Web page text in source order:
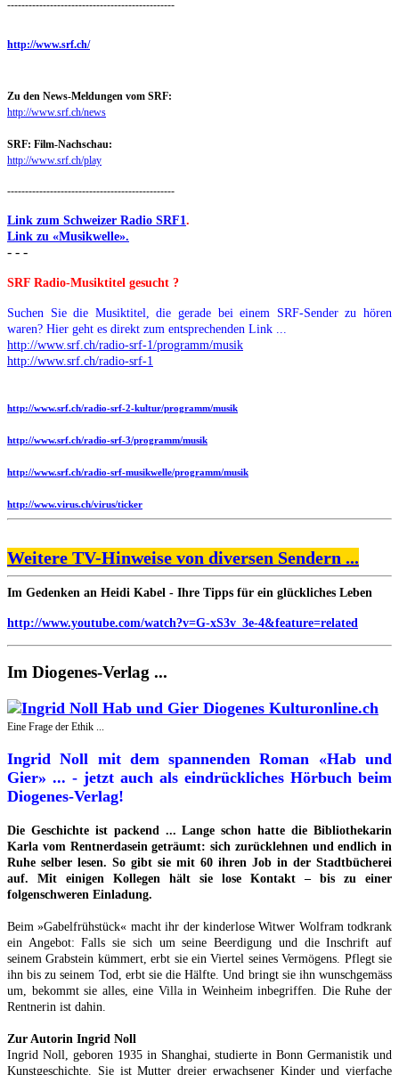
-----------------------------------------------
http://www.srf.ch/
Zu den News-Meldungen vom SRF:
http://www.srf.ch/news
SRF: Film-Nachschau:
http://www.srf.ch/play
-----------------------------------------------
Link zum Schweizer Radio SRF1.
Link zu «Musikwelle».
- - -
SRF Radio-Musiktitel gesucht ?
Suchen Sie die Musiktitel, die gerade bei einem SRF-Sender zu hören
waren? Hier geht es direkt zum entsprechenden Link ...
http://www.srf.ch/radio-srf-1/programm/musik
http://www.srf.ch/radio-srf-1
http://www.srf.ch/radio-srf-2-kultur/programm/musik
http://www.srf.ch/radio-srf-3/programm/musik
http://www.srf.ch/radio-srf-musikwelle/programm/musik
http://www.virus.ch/virus/ticker
Weitere TV-Hinweise von diversen Sendern ...
Im Gedenken an Heidi Kabel - Ihre Tipps für ein glückliches Leben
http://www.youtube.com/watch?v=G-xS3v_3e-4&feature=related
Im Diogenes-Verlag ...
Eine Frage der Ethik ...
Ingrid Noll mit dem spannenden Roman «Hab und
Gier» ... - jetzt auch als eindrückliches Hörbuch beim
Diogenes-Verlag!
Die Geschichte ist packend ... Lange schon hatte die Bibliothekarin
Karla vom Rentnerdasein geträumt: sich zurücklehnen und endlich in
Ruhe selber lesen. So gibt sie mit 60 ihren Job in der Stadtbücherei
auf. Mit einigen Kollegen hält sie lose Kontakt – bis zu einer
folgenschweren Einladung.
Beim »Gabelfrühstück« macht ihr der kinderlose Witwer Wolfram todkrank
ein Angebot: Falls sie sich um seine Beerdigung und die Inschrift auf
seinem Grabstein kümmert, erbt sie ein Viertel seines Vermögens. Pflegt sie
ihn bis zu seinem Tod, erbt sie die Hälfte. Und bringt sie ihn wunschgemäss
um, bekommt sie alles, eine Villa in Weinheim inbegriffen. Die Ruhe der
Rentnerin ist dahin.
Zur Autorin Ingrid Noll
Ingrid Noll, geboren 1935 in Shanghai, studierte in Bonn Germanistik und
Kunstgeschichte. Sie ist Mutter dreier erwachsener Kinder und vierfache